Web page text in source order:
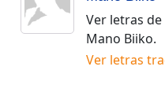
Ver letras
Mano Biiko.
Ver letras